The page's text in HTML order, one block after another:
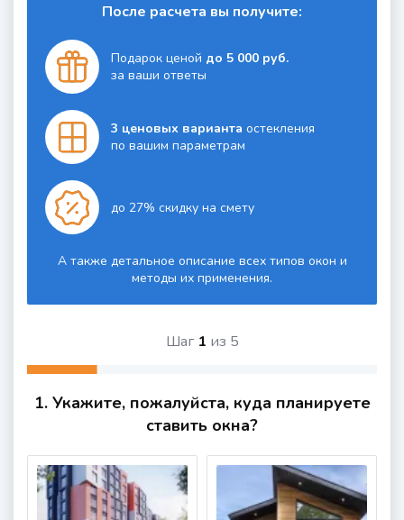
После расчета вы получите:
Подарок ценой до 5 000 руб.
за ваши ответы
3 ценовых вариантаостекления
по вашим параметрам
до 27% скидку на смету
А также детальное описание всех типов окон и
методы их применения.
Шаг 1 из 5
1. Укажите, пожалуйста, куда планируете
ставить окна?